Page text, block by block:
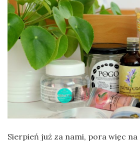
Sierpień już za nami, pora więc